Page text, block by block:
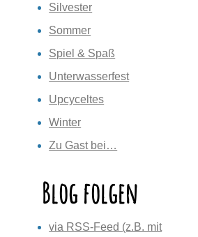
Silvester
Sommer
Spiel & Spaß
Unterwasserfest
Upcyceltes
Winter
Zu Gast bei…
Blog folgen
via RSS-Feed (z.B. mit